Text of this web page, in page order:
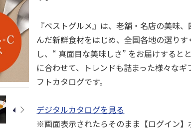
『ベストグルメ』は、老舗・名店の美味
んだ新鮮食材をはじめ、全国各地の選り
し、“ 真面目な美味しさ” をお届けすると
に合わせて、トレンドも詰まった様々な
フトカタログです。
デジタルカタログを見る
※画面表示されたらそのまま【ログイン】